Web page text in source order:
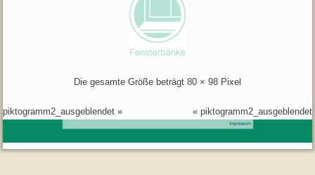
Die gesamte Größe beträgt 80 × 98 Pixel
piktogramm2_ausgeblendet » « piktogramm2_ausgeblendet